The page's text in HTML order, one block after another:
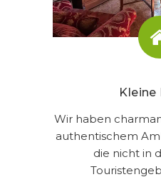
Kleine
Wir haben
authentischem
die nicht in